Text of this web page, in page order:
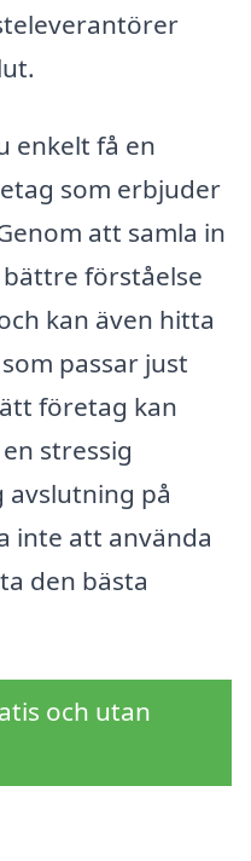
enkelt få en
som erbjuder
att samla in
förståelse
kan även hitta
passar just
företag kan
stressig
avslutning på
inte att använda
den bästa
och utan